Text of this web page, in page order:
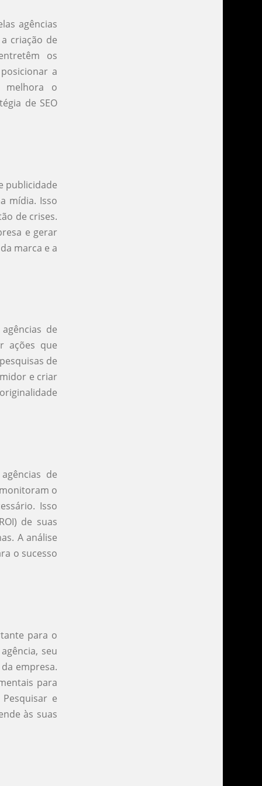
agências
criação de
os
a
melhora o
de SEO
publicidade
mídia. Isso
de crises.
e gerar
marca e a
de
ações que
de
e criar
de
o
Isso
de suas
A análise
o sucesso
para o
seu
empresa.
para
e
às suas